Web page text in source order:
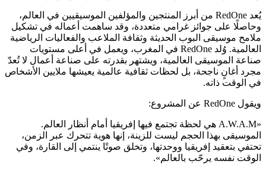
يُعد RedOne من أبرز المنتجين والمؤلفين الموسيقيين في العالم،
وحاصلًا على جوائز غرامي متعددة، وقد ساهمت أعماله في تشكيل
ملامح موسيقى البوب الحديثة وثقافة الملاعب والفعاليات الرياضية
العالمية. وُلد RedOne في المغرب، ويعمل في أعلى مستويات
صناعة الموسيقى العالمية، ويشتهر بقدرته على صناعة أعمال لا تُعدّ
مجرد أغانٍ ناجحة، بل لحظات ثقافية عالمية يعيشها ملايين الأشخاص
في الوقت ذاته.
ويقول RedOne عن المشروع:
«A.W.A.M هي لحظة تجتمع فيها إفريقيا أمام أنظار العالم.
الموسيقى بهذا الحجم ليست للزينة، إنها هوية تتحرك عبر الزمن،
تحتفي بتعقيد إفريقيا ووحدتها، وتخلق صوتًا ينتمي إلى القارة، وفي
الوقت نفسه يرحّب بالعالم».